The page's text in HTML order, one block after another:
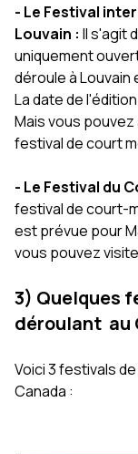
- Le Festival
Louvain : Il s'agit
uniquement
déroule à
La date de
Mais vous
festival de court
- Le Festival du
festival de court-
est prévue pour
vous pouvez
3) Quelques
déroulant au
Voici 3 festivals
Canada :